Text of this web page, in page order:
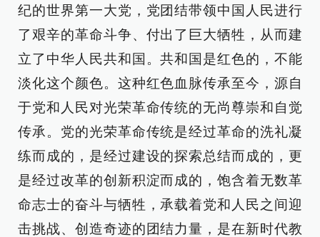
纪的世界第一大党，党团结带领中国人民进行
了艰辛的革命斗争、付出了巨大牺牲，从而建
立了中华人民共和国。共和国是红色的，不能
淡化这个颜色。这种红色血脉传承至今，源自
于党和人民对光荣革命传统的无尚尊崇和自觉
传承。党的光荣革命传统是经过革命的洗礼凝
练而成的，是经过建设的探索总结而成的，更
是经过改革的创新积淀而成的，饱含着无数革
命志士的奋斗与牺牲，承载着党和人民之间迎
击挑战、创造奇迹的团结力量，是在新时代教